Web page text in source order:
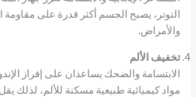
التوتر، يصبح الجسم أكثر قدرة على مقاومة
والأمراض.
تخفيف الألم
الابتسامة والضحك يساعدان على إفراز
مواد كيميائية طبيعية مسكنة للألم، لذلك